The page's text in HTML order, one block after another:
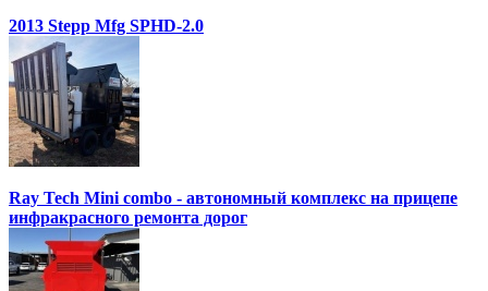
2013 Stepp Mfg SPHD-2.0
Ray Tech Mini combo - автономный комплекс на прицепе
инфракрасного ремонта дорог